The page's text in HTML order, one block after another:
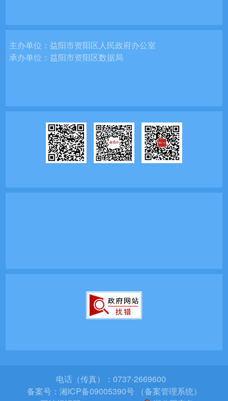
主办单位：益阳市资阳区人民政府办公室
承办单位：益阳市资阳区数据局
电话（传真）：0737-2669600
备案号： 湘ICP备09005390号 （备案管理系统）